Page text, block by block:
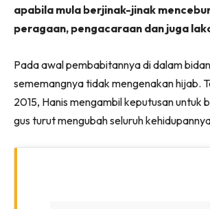
apabila mula berjinak-jinak
peragaan, pengacaraan dan juga
Pada awal pembabitannya di dalam
sememangnya tidak mengenakan hijab.
2015, Hanis mengambil keputusan untuk
gus turut mengubah seluruh